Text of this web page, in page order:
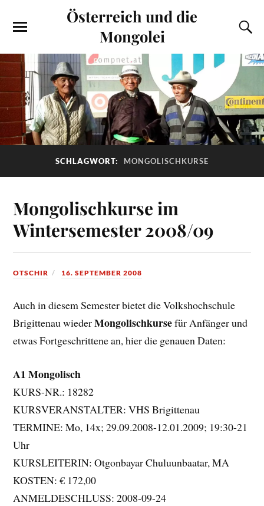
Österreich und die
Mongolei
SCHLAGWORT: MONGOLISCHKURSE
Mongolischkurse im
Wintersemester 2008/09
OTSCHIR 16. SEPTEMBER 2008
Auch in diesem Semester bietet die Volkshochschule
Brigittenau wiederMongolischkursefür Anfänger und
etwas Fortgeschrittene an, hier die genauen Daten:
A1 Mongolisch
KURS-NR.: 18282
KURSVERANSTALTER: VHS Brigittenau
TERMINE: Mo, 14x; 29.09.2008-12.01.2009; 19:30-21
Uhr
KURSLEITERIN: Otgonbayar Chuluunbaatar, MA
KOSTEN: € 172,00
ANMELDESCHLUSS: 2008-09-24